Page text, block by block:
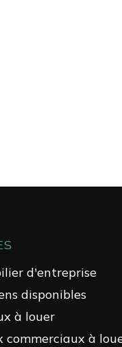
d'entreprise
disponibles
à louer
commerciaux à